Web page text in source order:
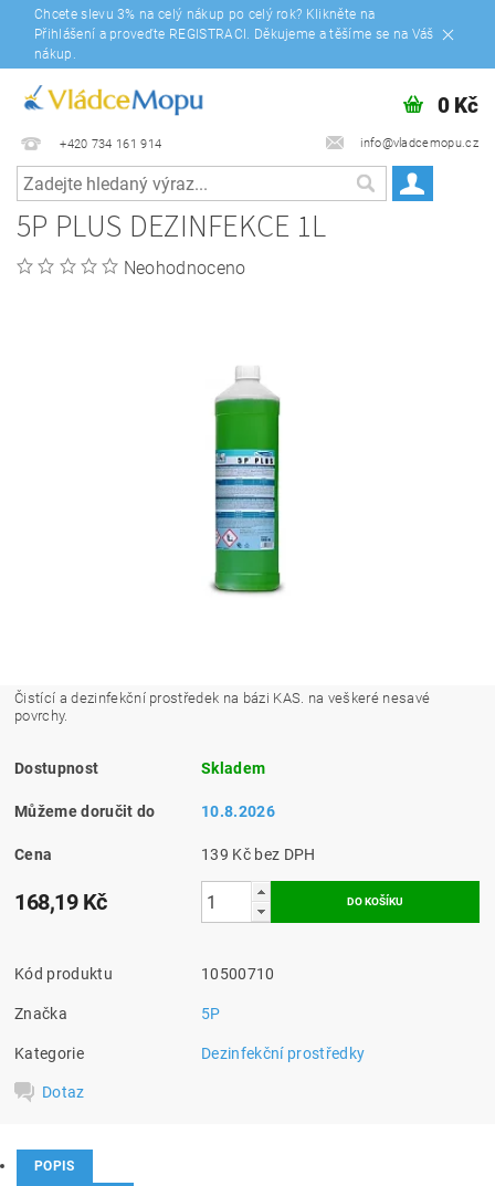
Chcete slevu 3% na celý nákup po celý rok? Klikněte na
Přihlášení a proveďte REGISTRACI. Děkujeme a těšíme se na Váš
nákup.
+420 734 161 914 info@vladcemopu.cz
0 Kč
5P PLUS DEZINFEKCE 1L
Neohodnoceno
Čistící a dezinfekční prostředek na bázi KAS. na veškeré nesavé
povrchy.
Dostupnost Skladem
Můžeme doručit do 10.8.2026
Cena 139 Kč bez DPH
168,19 Kč
Kód produktu 10500710
Značka 5P
Kategorie Dezinfekční prostředky
Dotaz
POPIS